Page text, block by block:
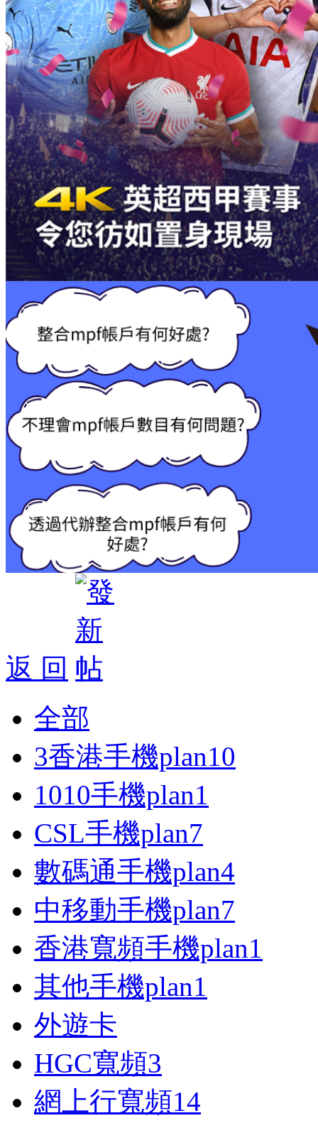
返 回
全部
3香港手機plan10
1010手機plan1
CSL手機plan7
數碼通手機plan4
中移動手機plan7
香港寬頻手機plan1
其他手機plan1
外遊卡
HGC寬頻3
網上行寬頻14